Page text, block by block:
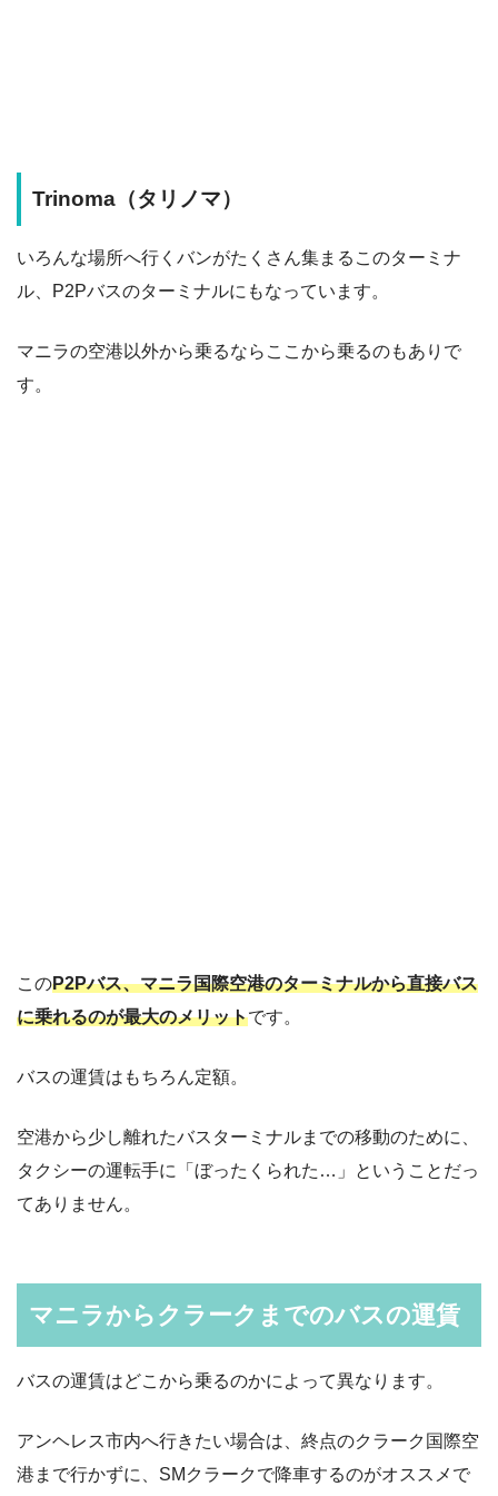
Trinoma（タリノマ）
いろんな場所へ行くバンがたくさん集まるこのターミナ
ル、P2Pバスのターミナルにもなっています。
マニラの空港以外から乗るならここから乗るのもありで
す。
このP2Pバス、マニラ国際空港のターミナルから直接バス
に乗れるのが最大のメリットです。
バスの運賃はもちろん定額。
空港から少し離れたバスターミナルまでの移動のために、
タクシーの運転手に「ぼったくられた…」ということだっ
てありません。
マニラからクラークまでのバスの運賃
バスの運賃はどこから乗るのかによって異なります。
アンヘレス市内へ行きたい場合は、終点のクラーク国際空
港まで行かずに、SMクラークで降車するのがオススメで